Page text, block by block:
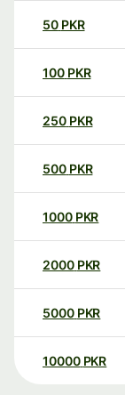
50 PKR
100 PKR
250 PKR
500 PKR
1000 PKR
2000 PKR
5000 PKR
10000 PKR